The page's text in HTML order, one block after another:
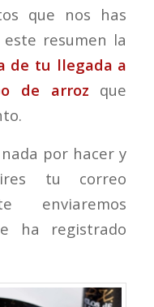
que nos has
resumen la
de tu llegada a
de arroz que
por hacer y
tu correo
enviaremos
ha registrado